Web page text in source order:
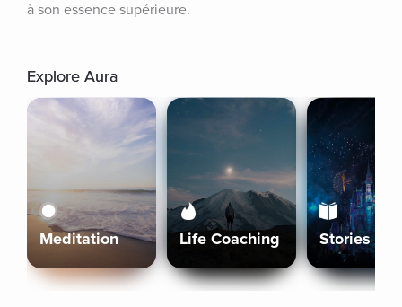
à son essence supérieure.
Explore Aura
Meditation Life Coaching Stories